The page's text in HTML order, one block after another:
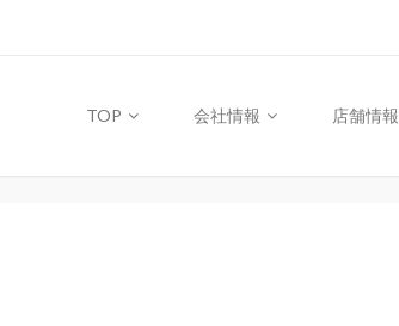
TOP 会社情報 店舗情報